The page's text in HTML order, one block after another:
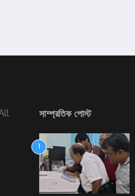
সাম্প্রতিক পোস্ট
1